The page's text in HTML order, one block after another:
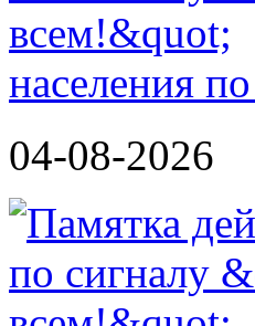
населения
04-08-2026